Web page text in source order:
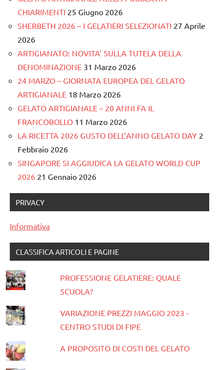
CHIARIMENTI 25 Giugno 2026
SHERBETH 2026 – I GELATIERI SELEZIONATI 27 Aprile
2026
ARTIGIANATO: NOVITA’ SULLA TUTELA DELLA
DENOMINAZIONE 31 Marzo 2026
24 MARZO – GIORNATA EUROPEA DEL GELATO
ARTIGIANALE 18 Marzo 2026
GELATO ARTIGIANALE – 20 ANNI FA IL
FRANCOBOLLO 11 Marzo 2026
LA RICETTA 2026 GUSTO DELL’ANNO GELATO DAY 2
Febbraio 2026
SINGAPORE SI AGGIUDICA LA GELATO WORLD CUP
2026 21 Gennaio 2026
PRIVACY
Informativa
CLASSIFICA ARTICOLI E PAGINE
PROFESSIONE GELATIERE: QUALE
SCUOLA?
VARIAZIONE PREZZI MAGGIO 2023 -
CENTRO STUDI DI FIPE
A PROPOSITO DI COSTI DEL GELATO